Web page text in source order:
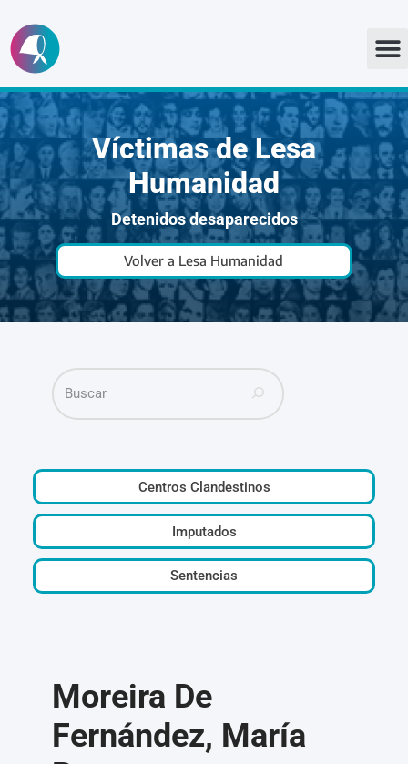
Ir
al
contenido
Víctimas de Lesa
Humanidad
Detenidos desaparecidos
Volver a Lesa Humanidad
Centros Clandestinos
Imputados
Sentencias
Moreira De
Fernández, María